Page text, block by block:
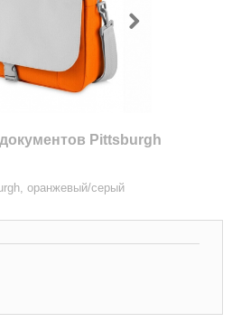
Pittsburgh
оранжевый/серый